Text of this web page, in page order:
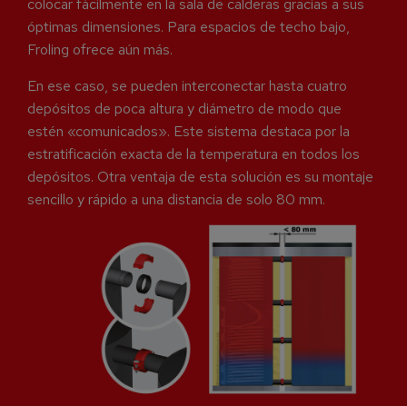
colocar fácilmente en la sala de calderas gracias a sus
óptimas dimensiones. Para espacios de techo bajo,
Froling ofrece aún más.
En ese caso, se pueden interconectar hasta cuatro
depósitos de poca altura y diámetro de modo que
estén «comunicados». Este sistema destaca por la
estratificación exacta de la temperatura en todos los
depósitos. Otra ventaja de esta solución es su montaje
sencillo y rápido a una distancia de solo 80 mm.